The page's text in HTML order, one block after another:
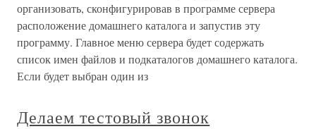
организовать, сконфигурировав в программе сервера
расположение домашнего каталога и запустив эту
программу. Главное меню сервера будет содержать
список имен файлов и подкаталогов домашнего каталога.
Если будет выбран один из
Делаем тестовый звонок